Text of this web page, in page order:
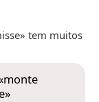
tem muitos
monte
»